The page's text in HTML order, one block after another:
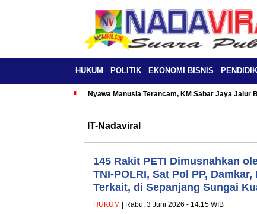
HUKUM POLITIK EKONOMI BISNIS
Nyawa Manusia Terancam, KM Sabar Jaya Jalur
IT-Nadaviral
145 Rakit PETI Dimusnahkan
TNI-POLRI, Sat Pol PP,
Terkait, di Sepanjang Sungai
HUKUM | Rabu, 3 Juni 2026 - 14:15 WIB